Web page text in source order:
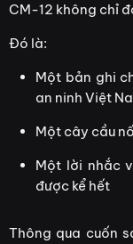
CM-12 không chỉ
Đó là:
Một bản ghi
an ninh Việt
Một cây cầu
Một lời nhắc
được kể hết
Thông qua cuốn